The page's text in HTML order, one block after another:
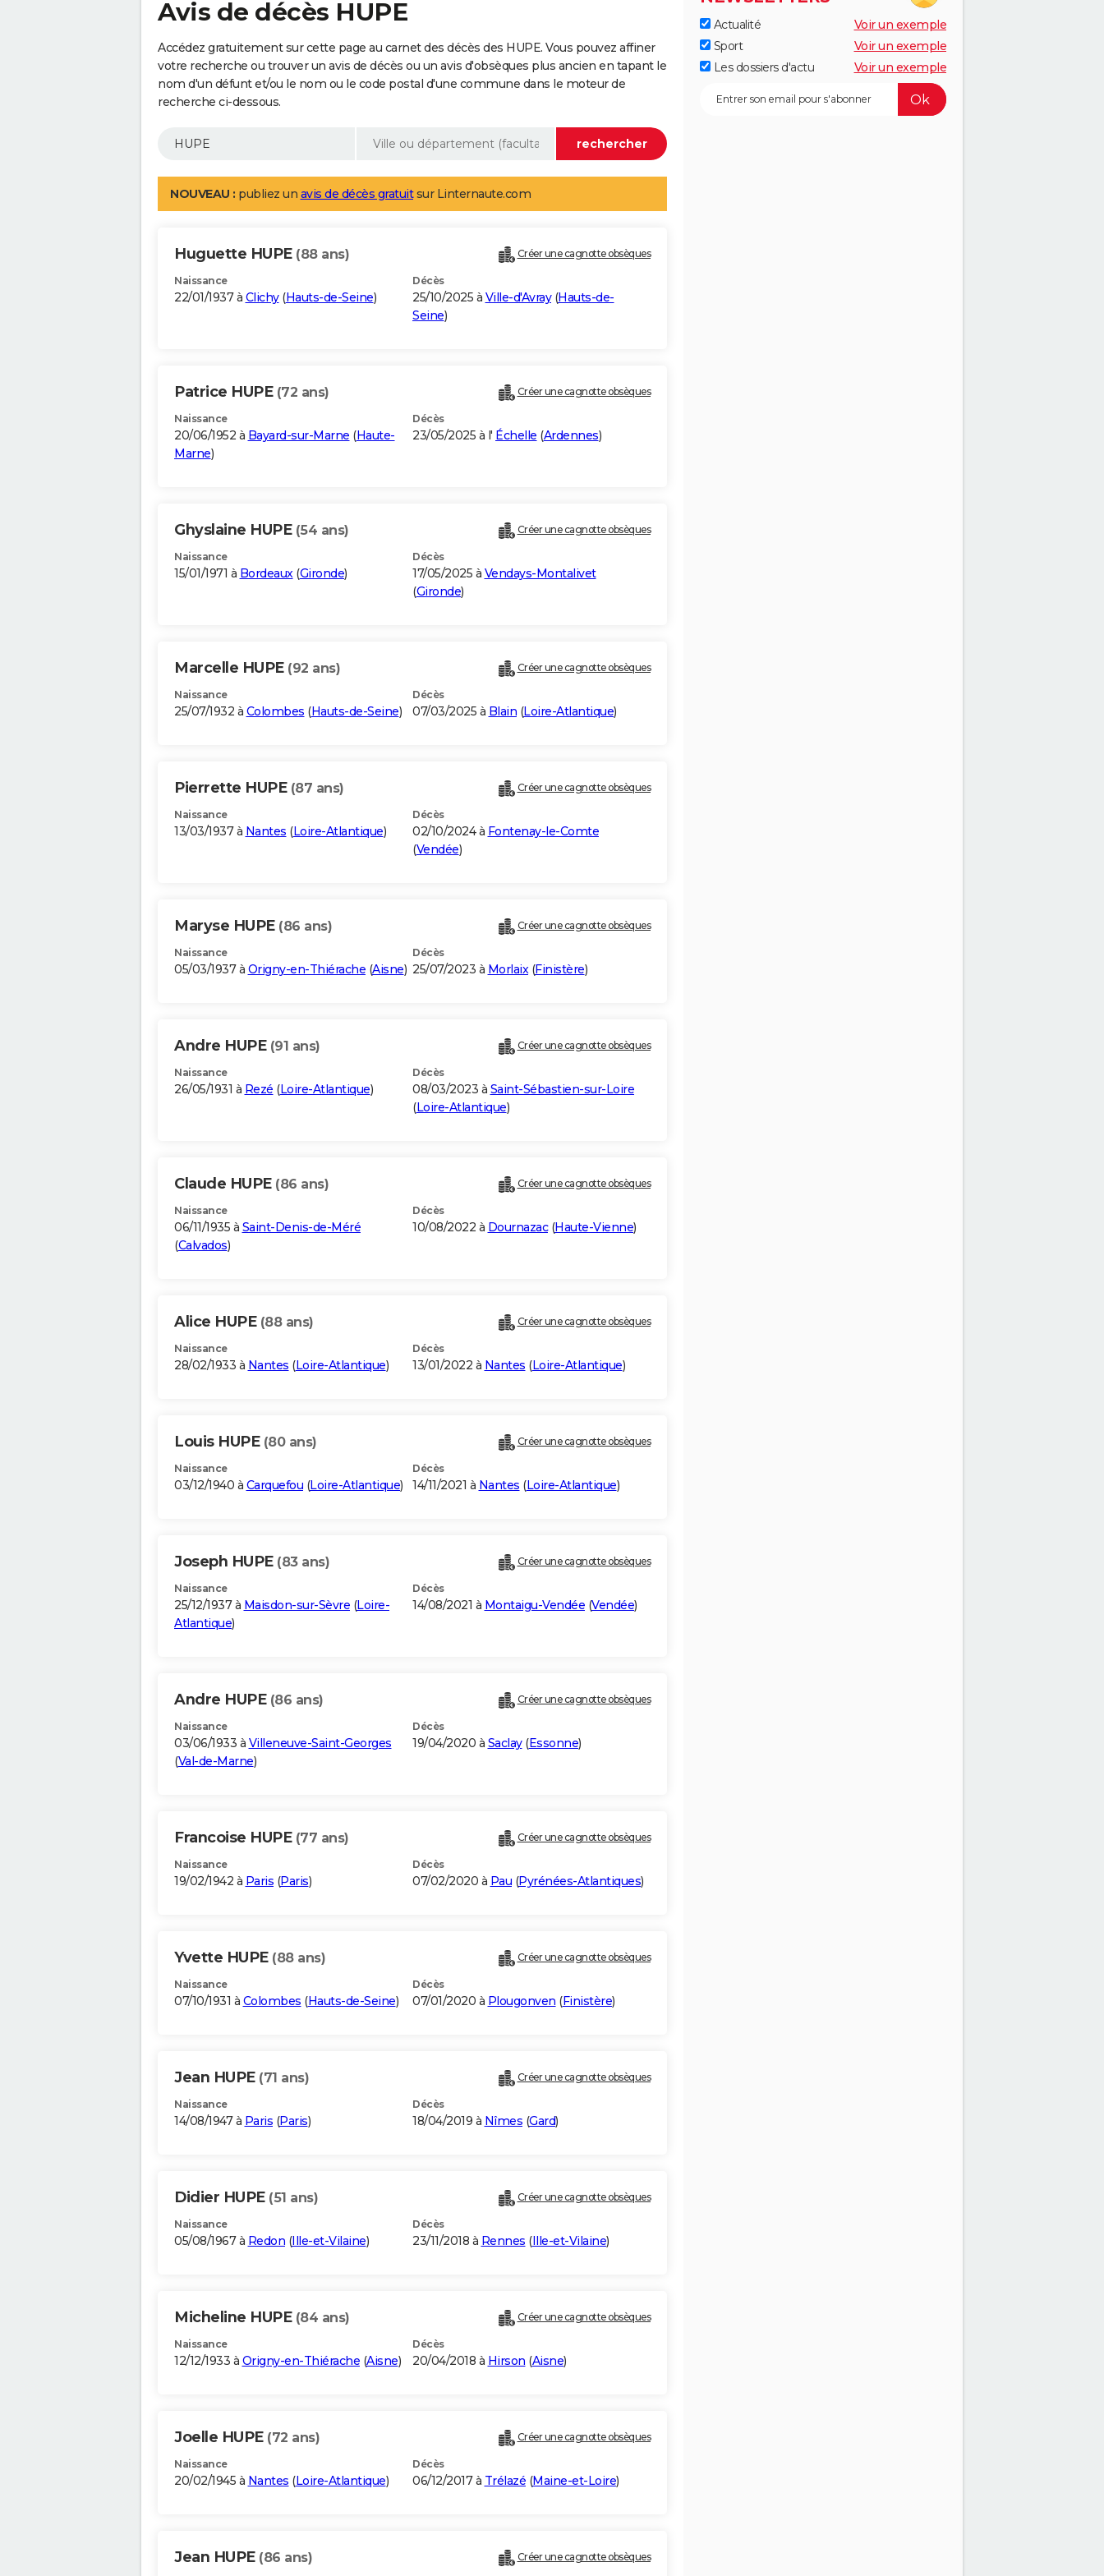
Avis de décès HUPE
Accédez gratuitement sur cette page au carnet des décès des HUPE. Vous pouvez affiner
votre recherche ou trouver un avis de décès ou un avis d'obsèques plus ancien en tapant le
nom d'un défunt et/ou le nom ou le code postal d'une commune dans le moteur de
recherche ci-dessous.
NOUVEAU : publiez un avis de décès gratuitsur Linternaute.com
Huguette HUPE (88 ans) Créer une cagnotte obsèques
Naissance
22/01/1937 à Clichy(Hauts-de-Seine)
Décès
25/10/2025 à Ville-d'Avray(Hauts-de-
Seine)
Patrice HUPE (72 ans) Créer une cagnotte obsèques
Naissance
20/06/1952 à Bayard-sur-Marne (Haute-
Marne)
Décès
23/05/2025 à l' Échelle (Ardennes)
Ghyslaine HUPE (54 ans) Créer une cagnotte obsèques
Naissance
15/01/1971 à Bordeaux(Gironde)
Décès
17/05/2025 à Vendays-Montalivet
(Gironde)
Marcelle HUPE (92 ans) Créer une cagnotte obsèques
Naissance
25/07/1932 à Colombes (Hauts-de-Seine)
Décès
07/03/2025 à Blain (Loire-Atlantique)
Pierrette HUPE (87 ans) Créer une cagnotte obsèques
Naissance
13/03/1937 à Nantes (Loire-Atlantique)
Décès
02/10/2024 à Fontenay-le-Comte
(Vendée)
Maryse HUPE (86 ans) Créer une cagnotte obsèques
Naissance
05/03/1937 à Origny-en-Thiérache (Aisne)
Décès
25/07/2023 à Morlaix(Finistère)
Andre HUPE (91 ans) Créer une cagnotte obsèques
Naissance
26/05/1931 à Rezé (Loire-Atlantique)
Décès
08/03/2023 à Saint-Sébastien-sur-Loire
(Loire-Atlantique)
Claude HUPE (86 ans) Créer une cagnotte obsèques
Naissance
06/11/1935 à Saint-Denis-de-Méré
(Calvados)
Décès
10/08/2022 à Dournazac(Haute-Vienne)
Alice HUPE (88 ans) Créer une cagnotte obsèques
Naissance
28/02/1933 à Nantes (Loire-Atlantique)
Décès
13/01/2022 à Nantes (Loire-Atlantique)
Louis HUPE (80 ans) Créer une cagnotte obsèques
Naissance
03/12/1940 à Carquefou (Loire-Atlantique)
Décès
14/11/2021 à Nantes (Loire-Atlantique)
Joseph HUPE (83 ans) Créer une cagnotte obsèques
Naissance
25/12/1937 à Maisdon-sur-Sèvre (Loire-
Atlantique)
Décès
14/08/2021 à Montaigu-Vendée (Vendée)
Andre HUPE (86 ans) Créer une cagnotte obsèques
Naissance
03/06/1933 à Villeneuve-Saint-Georges
(Val-de-Marne)
Décès
19/04/2020 à Saclay(Essonne)
Francoise HUPE (77 ans) Créer une cagnotte obsèques
Naissance
19/02/1942 à Paris (Paris)
Décès
07/02/2020 à Pau (Pyrénées-Atlantiques)
Yvette HUPE (88 ans) Créer une cagnotte obsèques
Naissance
07/10/1931 à Colombes (Hauts-de-Seine)
Décès
07/01/2020 à Plougonven (Finistère)
Jean HUPE (71 ans) Créer une cagnotte obsèques
Naissance
14/08/1947 à Paris (Paris)
Décès
18/04/2019 à Nîmes (Gard)
Didier HUPE (51 ans) Créer une cagnotte obsèques
Naissance
05/08/1967 à Redon (Ille-et-Vilaine)
Décès
23/11/2018 à Rennes (Ille-et-Vilaine)
Micheline HUPE (84 ans) Créer une cagnotte obsèques
Naissance
12/12/1933 à Origny-en-Thiérache (Aisne)
Décès
20/04/2018 à Hirson (Aisne)
Joelle HUPE (72 ans) Créer une cagnotte obsèques
Naissance
20/02/1945 à Nantes (Loire-Atlantique)
Décès
06/12/2017 à Trélazé (Maine-et-Loire)
Jean HUPE (86 ans) Créer une cagnotte obsèques
Actualité
Voir un exemple
Sport
Voir un exemple
Les dossiers d'actu
Voir un exemple